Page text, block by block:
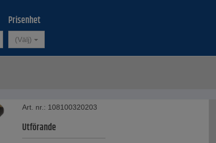
Prisenhet
(Välj)
Art. nr.: 108100320203
Utförande